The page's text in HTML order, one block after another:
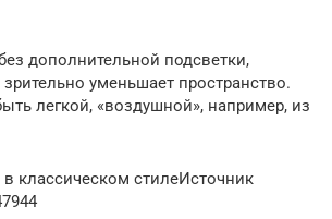
дополнительной подсветки,
зрительно уменьшает пространство.
легкой, «воздушной», например, из
в классическом стилеИсточник